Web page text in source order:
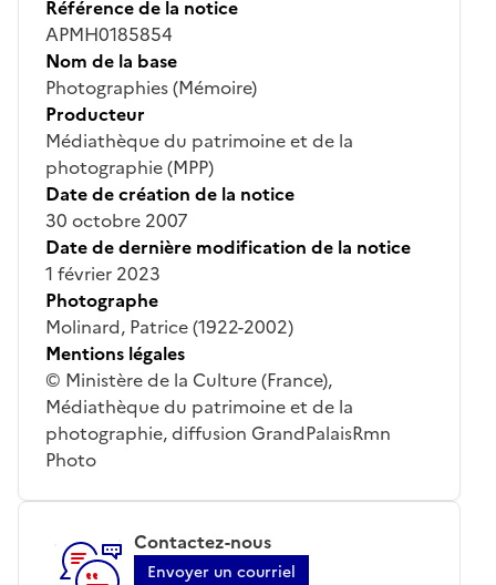
Référence de la notice
APMH0185854
Nom de la base
Photographies (Mémoire)
Producteur
Médiathèque du patrimoine et de la
photographie (MPP)
Date de création de la notice
30 octobre 2007
Date de dernière modification de la notice
1 février 2023
Photographe
Molinard, Patrice (1922-2002)
Mentions légales
© Ministère de la Culture (France),
Médiathèque du patrimoine et de la
photographie, diffusion GrandPalaisRmn
Photo
Contactez-nous
Envoyer un courriel